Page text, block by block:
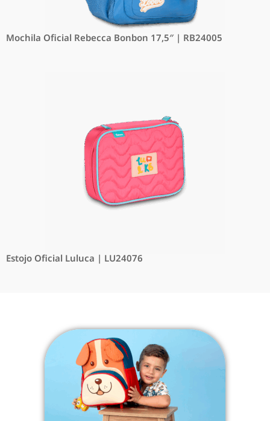
Mochila Oficial Rebecca Bonbon 17,5″ | RB24005
Estojo Oficial Luluca | LU24076